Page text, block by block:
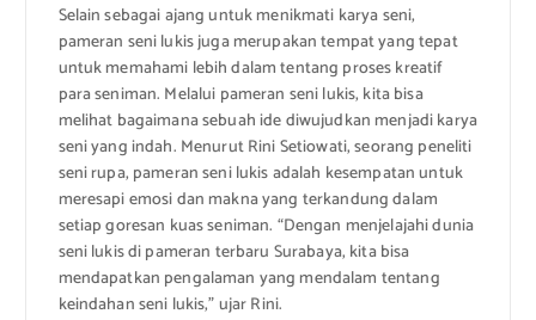
Selain sebagai ajang untuk menikmati karya seni,
pameran seni lukis juga merupakan tempat yang tepat
untuk memahami lebih dalam tentang proses kreatif
para seniman. Melalui pameran seni lukis, kita bisa
melihat bagaimana sebuah ide diwujudkan menjadi karya
seni yang indah. Menurut Rini Setiowati, seorang peneliti
seni rupa, pameran seni lukis adalah kesempatan untuk
meresapi emosi dan makna yang terkandung dalam
setiap goresan kuas seniman. “Dengan menjelajahi dunia
seni lukis di pameran terbaru Surabaya, kita bisa
mendapatkan pengalaman yang mendalam tentang
keindahan seni lukis,” ujar Rini.